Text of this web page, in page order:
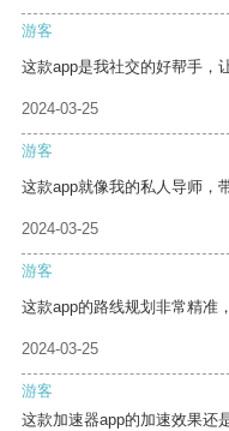
游客
这款app是我社交的好帮手，
2024-03-25
游客
这款app就像我的私人导师，
2024-03-25
游客
这款app的路线规划非常精准
2024-03-25
游客
这款加速器app的加速效果还